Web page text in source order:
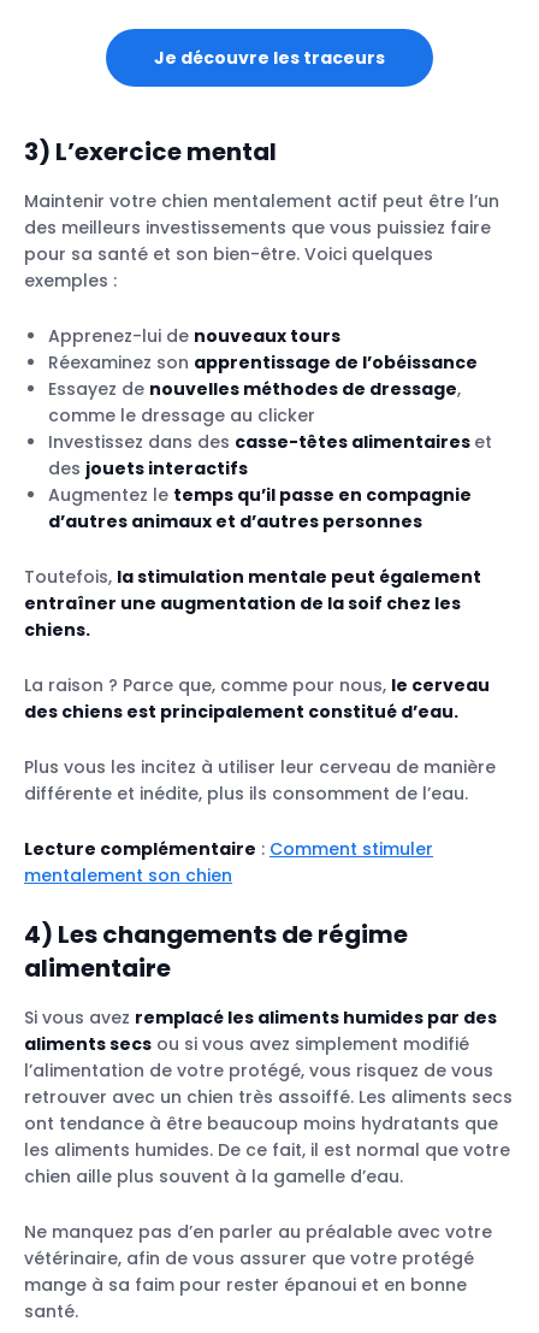
Je découvre les traceurs
3) L’exercice mental
Maintenir votre chien mentalement actif peut être l’un
des meilleurs investissements que vous puissiez faire
pour sa santé et son bien-être. Voici quelques
exemples :
Apprenez-lui de nouveaux tours
Réexaminez son apprentissage de l’obéissance
Essayez de nouvelles méthodes de dressage,
comme le dressage au clicker
Investissez dans des casse-têtes alimentaires et
des jouets interactifs
Augmentez le temps qu’il passe en compagnie
d’autres animaux et d’autres personnes
Toutefois, la stimulation mentale peut également
entraîner une augmentation de la soif chez les
chiens.
La raison ? Parce que, comme pour nous, le cerveau
des chiens est principalement constitué d’eau.
Plus vous les incitez à utiliser leur cerveau de manière
différente et inédite, plus ils consomment de l’eau.
Lecture complémentaire : Comment stimuler
mentalement son chien
4) Les changements de régime
alimentaire
Si vous avez remplacé les aliments humides par des
aliments secs ou si vous avez simplement modifié
l’alimentation de votre protégé, vous risquez de vous
retrouver avec un chien très assoiffé. Les aliments secs
ont tendance à être beaucoup moins hydratants que
les aliments humides. De ce fait, il est normal que votre
chien aille plus souvent à la gamelle d’eau.
Ne manquez pas d’en parler au préalable avec votre
vétérinaire, afin de vous assurer que votre protégé
mange à sa faim pour rester épanoui et en bonne
santé.